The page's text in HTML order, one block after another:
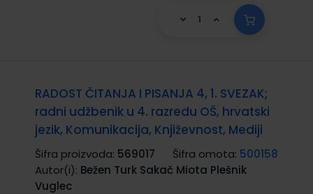
RADOST ČITANJA I PISANJA 4, 1. SVEZAK;
radni udžbenik u 4. razredu OŠ, hrvatski
jezik, Komunikacija, Književnost, Mediji
Šifra proizvoda: 569017 Šifra omota: 500158
Autor(i): Bežen Turk Sakač Miota Plešnik
Vuglec